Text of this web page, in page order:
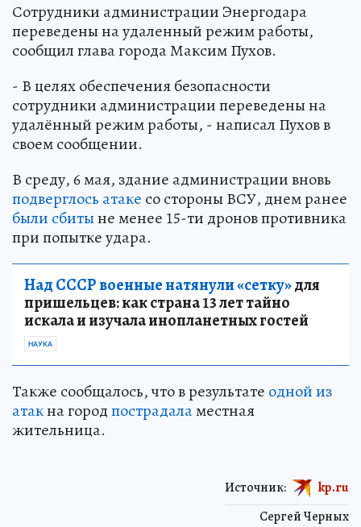
Сотрудники администрации Энергодара
переведены на удаленный режим работы,
сообщил глава города Максим Пухов.
- В целях обеспечения безопасности
сотрудники администрации переведены на
удалённый режим работы, - написал Пухов в
своем сообщении.
В среду, 6 мая, здание администрации вновь
подверглось атаке со стороны ВСУ, днем ранее
были сбитыне менее 15-ти дронов противника
при попытке удара.
Над СССР военные натянули «сетку»для
пришельцев: как страна 13 лет тайно
искала и изучала инопланетных гостей
НАУКА
Также сообщалось, что в результате одной из
атакна городпострадаламестная
жительница.
Сергей Черных
Источник: kp.ru